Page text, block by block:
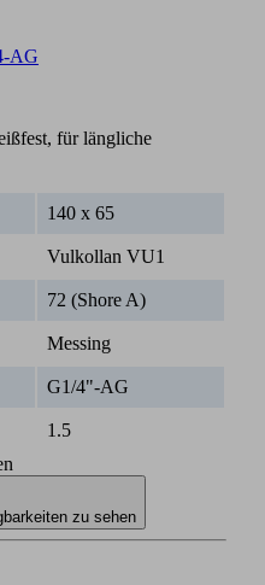
AG
für längliche
140 x 65
Vulkollan VU1
72 (Shore A)
Messing
G1/4"-AG
1.5
zu sehen